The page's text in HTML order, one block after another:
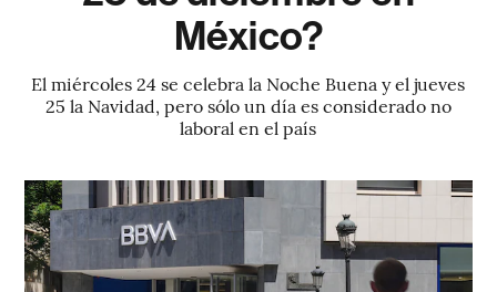
México?
El miércoles 24 se celebra la Noche Buena y el jueves
25 la Navidad, pero sólo un día es considerado no
laboral en el país